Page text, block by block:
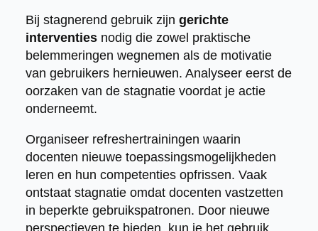
Bij stagnerend gebruik zijn gerichte
interventiesnodig die zowel praktische
belemmeringen wegnemen als de motivatie
van gebruikers hernieuwen. Analyseer eerst de
oorzaken van de stagnatie voordat je actie
onderneemt.
Organiseer refreshertrainingen waarin
docenten nieuwe toepassingsmogelijkheden
leren en hun competenties opfrissen. Vaak
ontstaat stagnatie omdat docenten vastzetten
in beperkte gebruikspatronen. Door nieuwe
perspectieven te bieden, kun je het gebruik